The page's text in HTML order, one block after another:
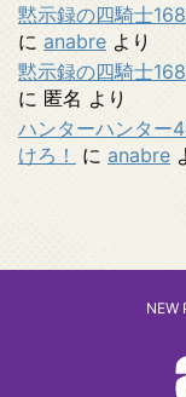
黙示録の四騎士
に anabre より
黙示録の四騎士
に 匿名 より
ハンターハンター
けろ！
に anabre
NEW